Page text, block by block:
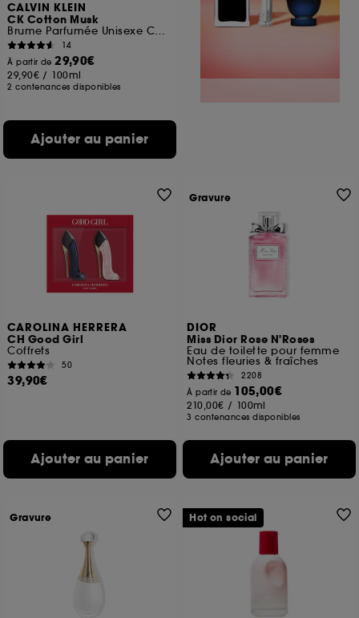
CALVIN KLEIN
CK Cotton Musk
Brume Parfumée Unisexe Corps & Cheveux
14
À partir de29,90€
29,90€ / 100ml
2 contenances disponibles
Ajouter au panier
CAROLINA HERRERA
CH Good Girl
Coffrets
50
39,90€
Ajouter au panier
DIOR
Miss Dior Rose N'Roses
Eau de toilette pour femme
Notes fleuries & fraîches
2208
À partir de 105,00€
210,00€ / 100ml
3 contenances disponibles
Ajouter au panier
Gravure
Gravure Hot on social